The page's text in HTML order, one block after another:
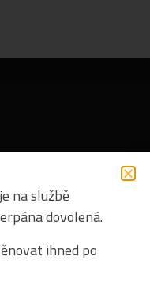
na službě
dovolená.
ihned po